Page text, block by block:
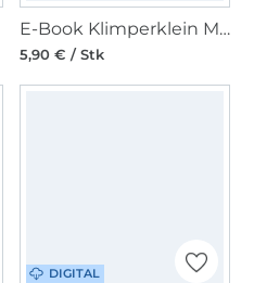
E-Book Klimperklein Minutenmütze
5,90 € / Stk
DIGITAL